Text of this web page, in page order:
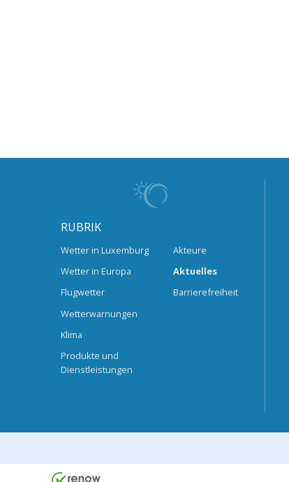
RUBRIK
Wetter in Luxemburg
Wetter in Europa
Flugwetter
Wetterwarnungen
Klima
Produkte und
Dienstleistungen
Akteure
Aktuelles
Barrierefreiheit